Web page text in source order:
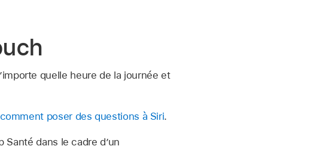
quelle heure de la journée et
poser des questions à Siri.
Santé dans le cadre d’un